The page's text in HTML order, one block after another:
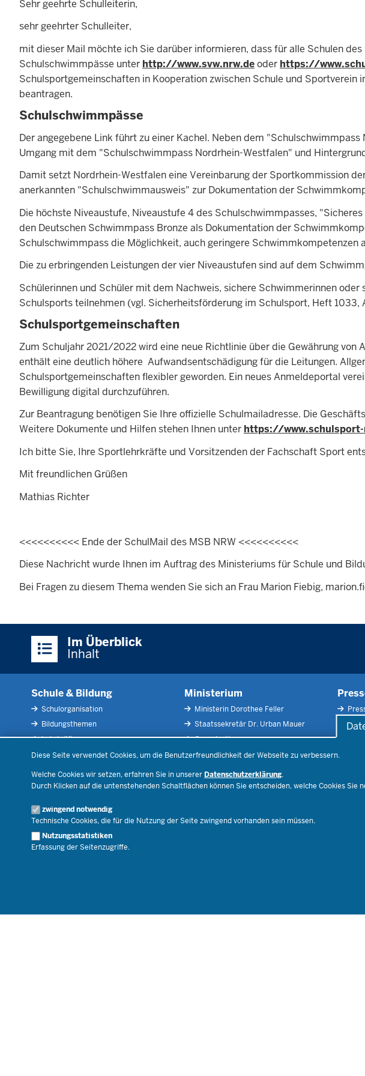
Diese Seite verwendet Cookies, um die Benutzerfreundlichkeit der Webseite zu verbessern.
Welche Cookies wir setzen, erfahren Sie in unserer Datenschutzerklärung.
Durch Klicken auf die untenstehenden Schaltflächen können Sie entscheiden, welche Cookies Sie
zwingend notwendig
Technische Cookies, die für die Nutzung der Seite zwingend vorhanden sein müssen.
Nutzungsstatistiken
Erfassung der Seitenzugriffe.
Sehr geehrte Schulleiterin,
sehr geehrter Schulleiter,
mit dieser Mail möchte ich Sie darüber informieren, dass für alle Schulen
Schulschwimmpässe unter http://www.svw.nrw.deoder https://
Schulsportgemeinschaften in Kooperation zwischen Schule und Sportverein
beantragen.
Schulschwimmpässe
Der angegebene Link führt zu einer Kachel. Neben dem
Umgang mit dem "Schulschwimmpass Nordrhein-Westfalen" und
Damit setzt Nordrhein-Westfalen eine Vereinbarung der Sportkommission
anerkannten "Schulschwimmausweis" zur Dokumentation der
Die höchste Niveaustufe, Niveaustufe 4 des Schulschwimmpasses,
den Deutschen Schwimmpass Bronze als Dokumentation der
Schulschwimmpass die Möglichkeit, auch geringere Schwimmkompetenzen
Die zu erbringenden Leistungen der vier Niveaustufen sind auf dem
Schülerinnen und Schüler mit dem Nachweis, sichere Schwimmerinnen
Schulsports teilnehmen (vgl. Sicherheitsförderung im Schulsport, Heft 1033,
Schulsportgemeinschaften
Zum Schuljahr 2021/2022 wird eine neue Richtlinie über die Gewährung
enthält eine deutlich höhere Aufwandsentschädigung für die Leitungen.
Schulsportgemeinschaften flexibler geworden. Ein neues Anmeldeportal
Bewilligung digital durchzuführen.
Zur Beantragung benötigen Sie Ihre offizielle Schulmailadresse. Die
Weitere Dokumente und Hilfen stehen Ihnen unter https://
Ich bitte Sie, Ihre Sportlehrkräfte und Vorsitzenden der Fachschaft Sport
Mit freundlichen Grüßen
Mathias Richter
<<<<<<<<<< Ende der SchulMail des MSB NRW <<<<<<<<<<
Diese Nachricht wurde Ihnen im Auftrag des Ministeriums für Schule und
Bei Fragen zu diesem Thema wenden Sie sich an Frau Marion Fiebig,
Im Überblick
Inhalt
Schule & Bildung
Schulorganisation
Bildungsthemen
Lehrkräfte
Recht
Ministerium
Ministerin Dorothee Feller
Staatssekretär Dr. Urban Mauer
Organisation
Open Government
Bibliothek
Veranstaltungen